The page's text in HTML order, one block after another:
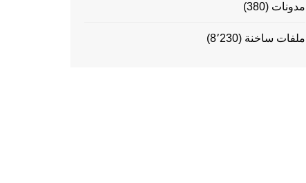
مدونات (380)
ملفات ساخنة (8٬230)